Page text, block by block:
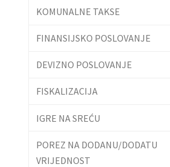
KOMUNALNE TAKSE
FINANSIJSKO POSLOVANJE
DEVIZNO POSLOVANJE
FISKALIZACIJA
IGRE NA SREĆU
POREZ NA DODANU/DODATU
VRIJEDNOST